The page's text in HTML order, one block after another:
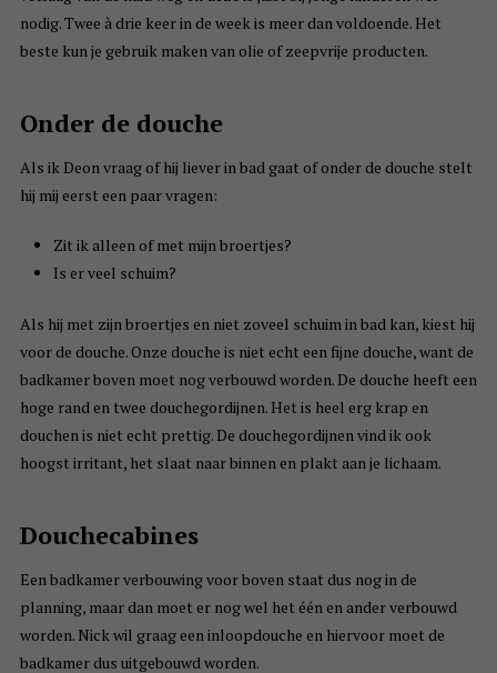
nodig. Twee à drie keer in de week is meer dan voldoende. Het
beste kun je gebruik maken van olie of zeepvrije producten.
Onder de douche
Als ik Deon vraag of hij liever in bad gaat of onder de douche stelt
hij mij eerst een paar vragen:
Zit ik alleen of met mijn broertjes?
Is er veel schuim?
Als hij met zijn broertjes en niet zoveel schuim in bad kan, kiest hij
voor de douche. Onze douche is niet echt een fijne douche, want de
badkamer boven moet nog verbouwd worden. De douche heeft een
hoge rand en twee douchegordijnen. Het is heel erg krap en
douchen is niet echt prettig. De douchegordijnen vind ik ook
hoogst irritant, het slaat naar binnen en plakt aan je lichaam.
Douchecabines
Een badkamer verbouwing voor boven staat dus nog in de
planning, maar dan moet er nog wel het één en ander verbouwd
worden. Nick wil graag een inloopdouche en hiervoor moet de
badkamer dus uitgebouwd worden.